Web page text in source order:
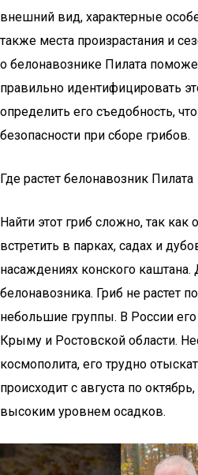
внешний вид, характерные
также места произрастания и
о белонавознике Пилата
правильно идентифицировать
определить его съедобность,
безопасности при сборе грибов.
Где растет белонавозник Пилата
Найти этот гриб сложно, так
встретить в парках, садах и
насаждениях конского
белонавозника. Гриб не растет
небольшие группы. В России
Крыму и Ростовской области.
космополита, его трудно
происходит с августа по
высоким уровнем осадков.